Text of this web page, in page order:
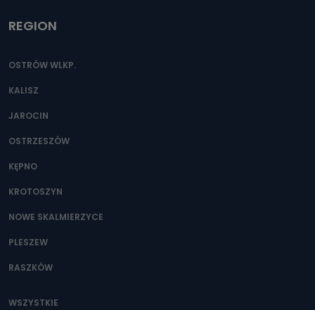
REGION
OSTRÓW WLKP.
KALISZ
JAROCIN
OSTRZESZÓW
KĘPNO
KROTOSZYN
NOWE SKALMIERZYCE
PLESZEW
RASZKÓW
WSZYSTKIE